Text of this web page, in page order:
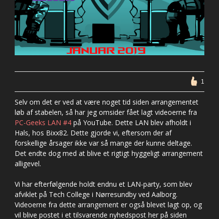
1
Selv om det er ved at være noget tid siden arrangementet
løb af stabelen, så har jeg omsider fået lagt videoerne fra
PC-Geeks LAN #4 på YouTube. Dette LAN blev afholdt i
Hals, hos Bixx82. Dette gjorde vi, eftersom der af
forskellige årsager ikke var så mange der kunne deltage.
Det endte dog med at blive et rigtigt hyggeligt arrangement
alligevel.
Vi har efterfølgende holdt endnu et LAN-party, som blev
afviklet på Tech College i Nørresundby ved Aalborg.
Videoerne fra dette arrangement er også blevet lagt op, og
vil blive postet i et tilsvarende nyhedspost her på siden